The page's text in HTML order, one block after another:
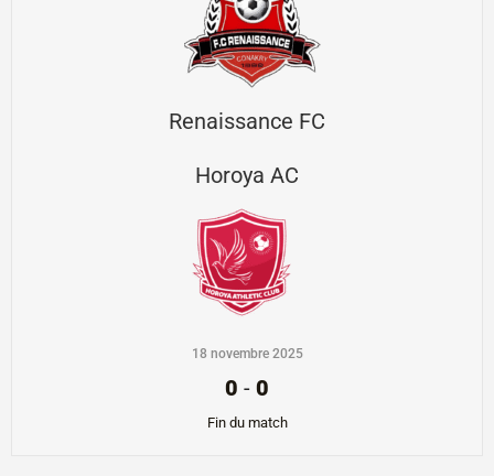
Renaissance FC
Horoya AC
18 novembre 2025
0 - 0
Fin du match